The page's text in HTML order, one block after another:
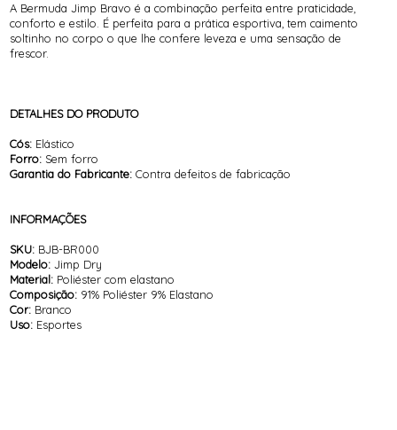
A Bermuda Jimp Bravo é a combinação perfeita entre praticidade,
conforto e estilo. É perfeita para a prática esportiva, tem caimento
soltinho no corpo o que lhe confere leveza e uma sensação de
frescor.
DETALHES DO PRODUTO
Cós: Elástico
Forro: Sem forro
Garantia do Fabricante:Contra defeitos de fabricação
INFORMAÇÕES
SKU: BJB-BR000
Modelo: Jimp Dry
Material: Poliéster com elastano
Composição: 91% Poliéster 9% Elastano
Cor: Branco
Uso: Esportes